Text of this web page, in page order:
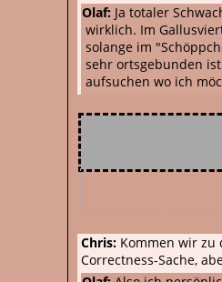
Olaf: Ja totaler
wirklich. Im
solange im
sehr ortsgebunden
aufsuchen wo ich
Chris: Kommen wir zu
Correctness-Sache,